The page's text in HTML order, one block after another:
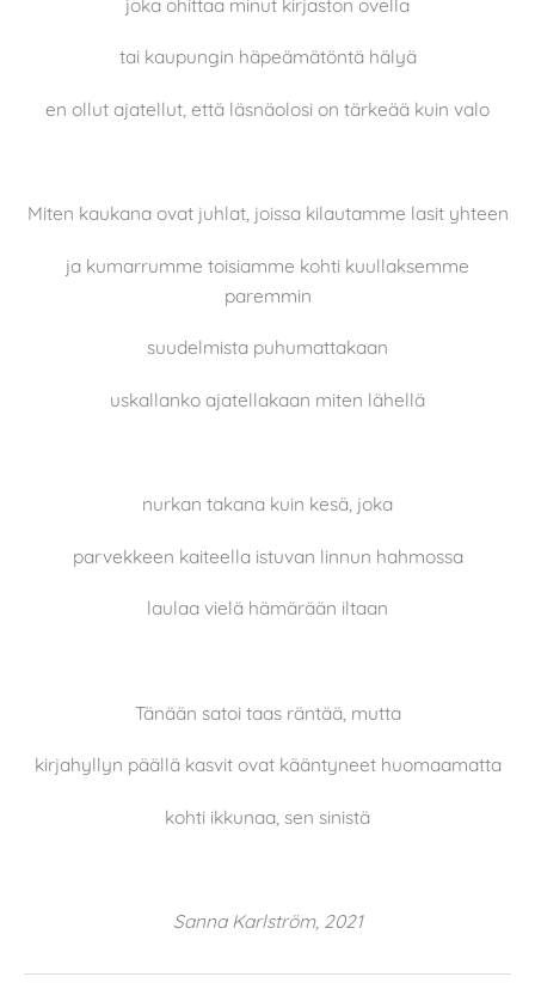
tai kaupungin häpeämätöntä hälyä
en ollut ajatellut, että läsnäolosi on tärkeää kuin valo
Miten kaukana ovat juhlat, joissa kilautamme lasit yhteen
ja kumarrumme toisiamme kohti kuullaksemme
paremmin
suudelmista puhumattakaan
uskallanko ajatellakaan miten lähellä
nurkan takana kuin kesä, joka
parvekkeen kaiteella istuvan linnun hahmossa
laulaa vielä hämärään iltaan
Tänään satoi taas räntää, mutta
kirjahyllyn päällä kasvit ovat kääntyneet huomaamatta
kohti ikkunaa, sen sinistä
Sanna Karlström, 2021